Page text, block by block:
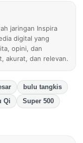
jaringan Inspira
digital yang
opini, dan
akurat, dan relevan.
bulu tangkis
Qi
Super 500